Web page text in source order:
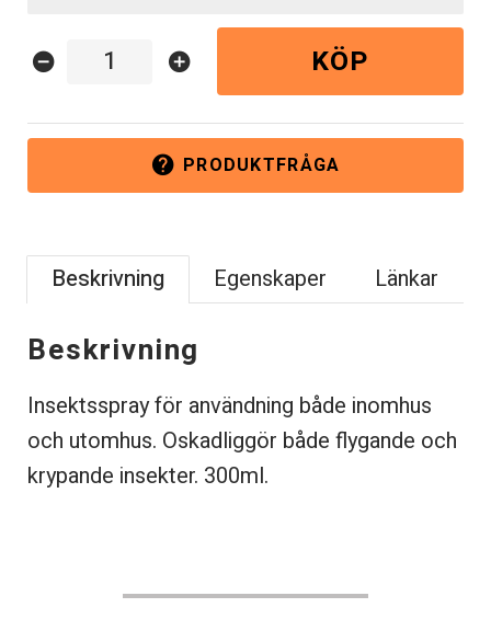
help PRODUKTFRÅGA
remove_circle add_circle KÖP
Beskrivning Egenskaper Länkar
Beskrivning
Insektsspray för användning både inomhus
och utomhus. Oskadliggör både flygande och
krypande insekter. 300ml.